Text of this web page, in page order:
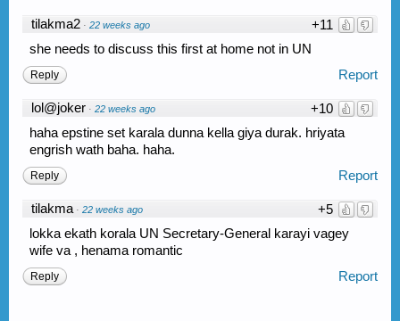
+11
tilakma2 · 22 weeks ago
she needs to discuss this first at home not in UN
Report
Reply
+10
lol@joker · 22 weeks ago
haha epstine set karala dunna kella giya durak. hriyata
engrish wath baha. haha.
Report
Reply
+5
tilakma · 22 weeks ago
lokka ekath korala UN Secretary-General karayi vagey
wife va , henama romantic
Report
Reply